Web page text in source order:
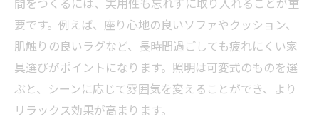
要です。例えば、座り心地の良いソファやクッション、
肌触りの良いラグなど、長時間過ごしても疲れにくい家
具選びがポイントになります。照明は可変式のものを選
ぶと、シーンに応じて雰囲気を変えることができ、より
リラックス効果が高まります。